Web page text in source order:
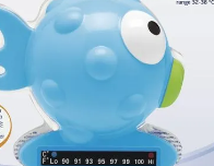
8.
almohada
9.
hydrate